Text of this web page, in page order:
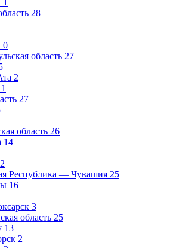
1
28
0
область 27
2
1
27
область 26
14
2
Республика — Чувашия 25
16
3
область 25
13
2